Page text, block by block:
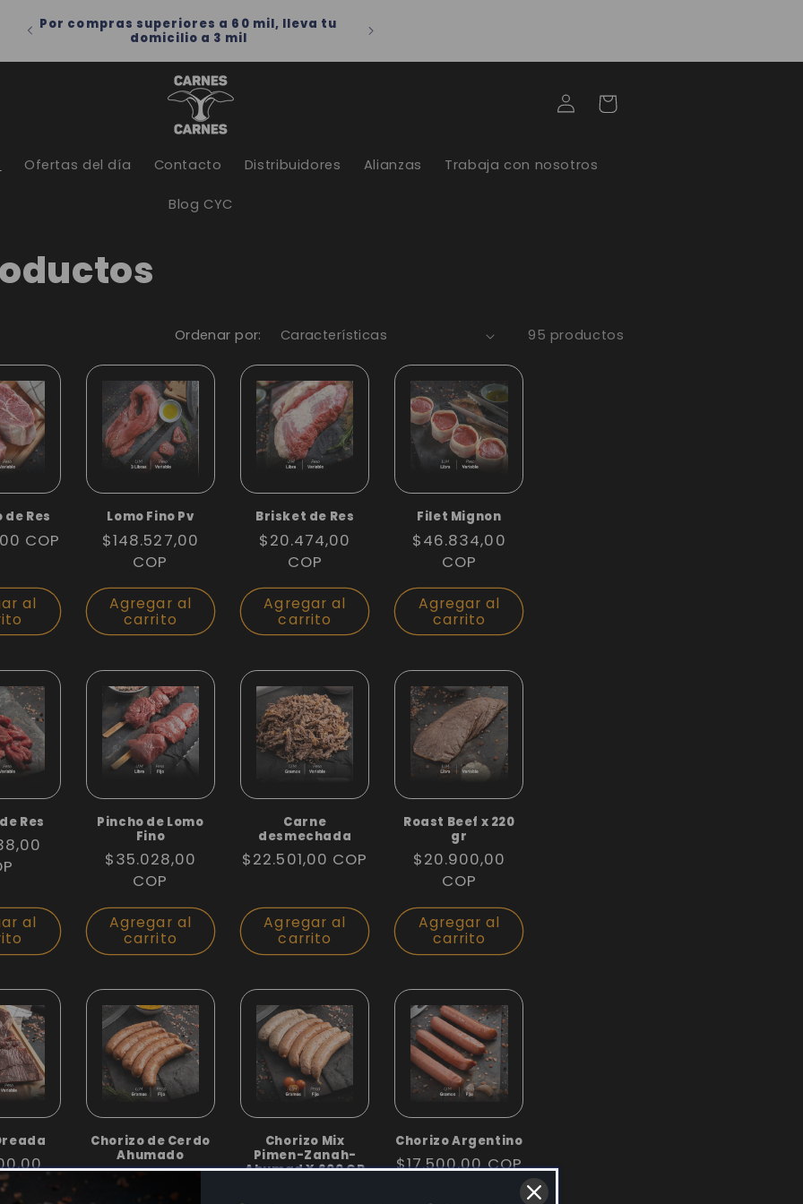
Por compras superiores a 60 mil, lleva tu
domicilio a 3 mil
Ofertas del día Contacto Distribuidores Alianzas Trabaja con nosotros
Blog CYC
Iniciar
sesión
Carrito
Ordenar por: 95 productos
Res
COP
al
Lomo Fino Pv
Precio
habitual
$148.527,00
COP
Agregar al
carrito
Brisket de Res
Precio
habitual
$20.474,00
COP
Agregar al
carrito
Filet Mignon
Precio
habitual
$46.834,00
COP
Agregar al
carrito
Res
al
Pincho de Lomo
Fino
Precio
habitual
$35.028,00
COP
Agregar al
carrito
Carne
desmechada
Precio
$22.501,00 COP
Agregar al
carrito
Roast Beef x 220
gr
Precio
habitual
$20.900,00
COP
Agregar al
carrito
Chorizo de Cerdo
Ahumado
Precio
$25.500,00
Chorizo Mix
Pimen-Zanah-
Ahumad X 600 GR
Chorizo Argentino
Precio
$17.500,00 COP